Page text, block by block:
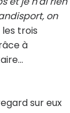
on
les trois
à
sur eux